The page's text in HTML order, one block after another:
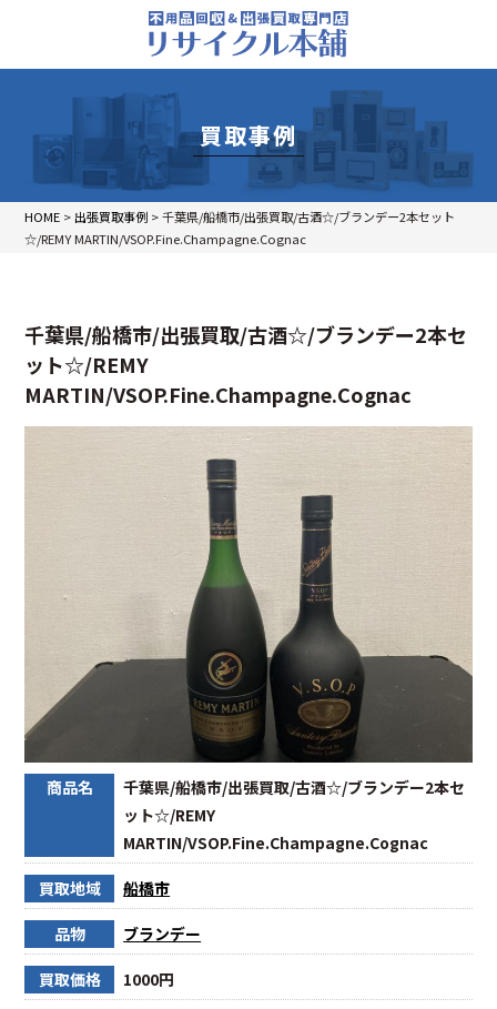
買取事例
HOME > 出張買取事例 >千葉県/船橋市/出張買取/古酒☆/ブランデー2本セット
☆/REMY MARTIN/VSOP.Fine.Champagne.Cognac
千葉県/船橋市/出張買取/古酒☆/ブランデー2本セ
ット☆/REMY
MARTIN/VSOP.Fine.Champagne.Cognac
商品名
千葉県/船橋市/出張買取/古酒☆/ブランデー2本セ
ット☆/REMY
MARTIN/VSOP.Fine.Champagne.Cognac
買取地域 船橋市
品物 ブランデー
買取価格 1000円